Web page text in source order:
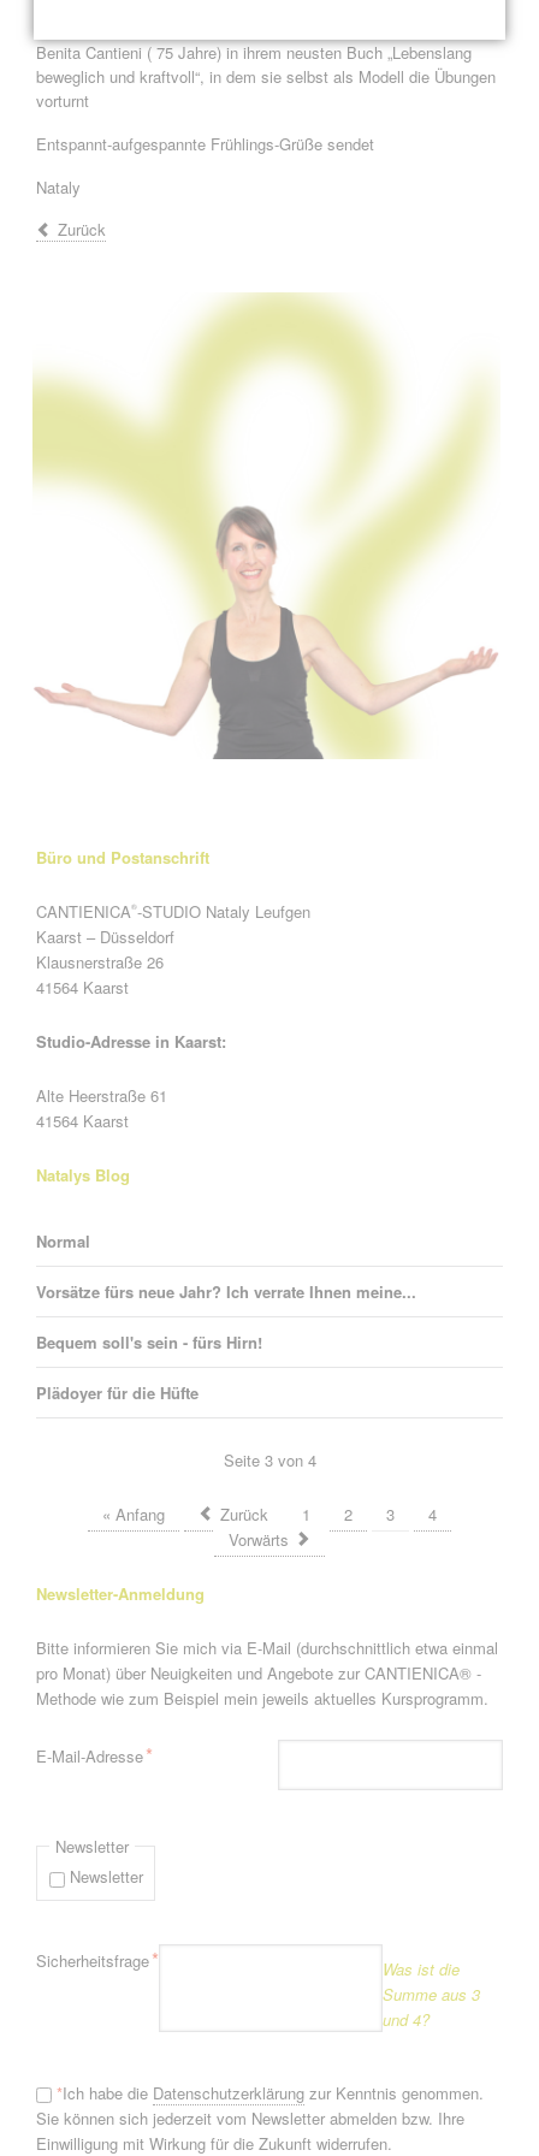
Benita Cantieni ( 75 Jahre) in ihrem neusten Buch „Lebenslang
beweglich und kraftvoll“, in dem sie selbst als Modell die Übungen
vorturnt
Entspannt-aufgespannte Frühlings-Grüße sendet
Nataly
Zurück
Büro und Postanschrift
CANTIENICA®-STUDIO Nataly Leufgen
Kaarst – Düsseldorf
Klausnerstraße 26
41564 Kaarst
Studio-Adresse in Kaarst:
Alte Heerstraße 61
41564 Kaarst
Natalys Blog
Normal
Vorsätze fürs neue Jahr? Ich verrate Ihnen meine...
Bequem soll's sein - fürs Hirn!
Plädoyer für die Hüfte
Seite 3 von 4
« Anfang Zurück 1 2 3
4
Vorwärts
Newsletter-Anmeldung
Bitte informieren Sie mich via E-Mail (durchschnittlich etwa einmal
pro Monat) über Neuigkeiten und Angebote zur CANTIENICA® -
Methode wie zum Beispiel mein jeweils aktuelles Kursprogramm.
Pflichtfeld
E-Mail-Adresse*
Newsletter
Newsletter
Pflichtfeld
Sicherheitsfrage*
Was ist die
Summe aus 3
und 4?
*Ich habe die Datenschutzerklärungzur Kenntnis genommen.
Sie können sich jederzeit vom Newsletter abmelden bzw. Ihre
Einwilligung mit Wirkung für die Zukunft widerrufen.